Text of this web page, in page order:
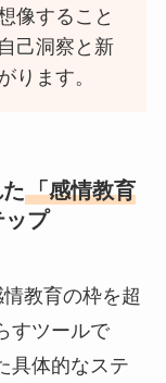
像すること
己洞察と新
ります。
「感情教育
ップ
教育の枠を超
すツールで
具体的なステ